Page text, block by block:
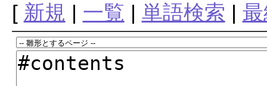
[ 新規 | 一覧 | 単語検索 |